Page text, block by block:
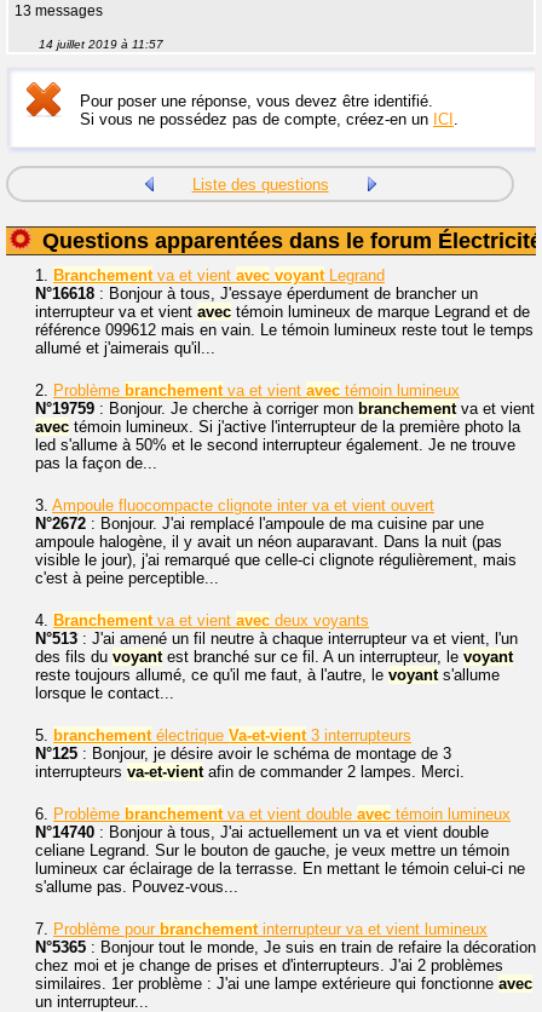
13 messages
14 juillet 2019 à 11:57
Pour poser une réponse, vous devez être identifié.
Si vous ne possédez pas de compte, créez-en un ICI
Liste des questions
Questions apparentées dans le forum Électricité
1. Branchement va et vient avec voyant Legrand
N°16618 : Bonjour à tous, J'essaye éperdument de brancher un
interrupteur va et vient avec témoin lumineux de marque Legrand et de
référence 099612 mais en vain. Le témoin lumineux reste tout le temps
allumé et j'aimerais qu'il...
2. Problème branchement va et vient avec témoin lumineux
N°19759 : Bonjour. Je cherche à corriger mon branchement va et vient
avec témoin lumineux. Si j'active l'interrupteur de la première photo la
led s'allume à 50% et le second interrupteur également. Je ne trouve
pas la façon de...
3. Ampoule fluocompacte clignote inter va et vient ouvert
N°2672 : Bonjour. J'ai remplacé l'ampoule de ma cuisine par une
ampoule halogène, il y avait un néon auparavant. Dans la nuit (pas
visible le jour), j'ai remarqué que celle-ci clignote régulièrement, mais
c'est à peine perceptible...
4. Branchement va et vient avec deux voyants
N°513 : J'ai amené un fil neutre à chaque interrupteur va et vient, l'un
des fils du voyant est branché sur ce fil. A un interrupteur, le voyant
reste toujours allumé, ce qu'il me faut, à l'autre, le voyant s'allume
lorsque le contact...
5. branchement électrique Va-et-vient 3 interrupteurs
N°125 : Bonjour, je désire avoir le schéma de montage de 3
interrupteurs va-et-vient afin de commander 2 lampes. Merci.
6. Problème branchement va et vient double avec témoin lumineux
N°14740 : Bonjour à tous, J'ai actuellement un va et vient double
celiane Legrand. Sur le bouton de gauche, je veux mettre un témoin
lumineux car éclairage de la terrasse. En mettant le témoin celui-ci ne
s'allume pas. Pouvez-vous...
7. Problème pour branchement interrupteur va et vient lumineux
N°5365 : Bonjour tout le monde, Je suis en train de refaire la décoration
chez moi et je change de prises et d'interrupteurs. J'ai 2 problèmes
similaires. 1er problème : J'ai une lampe extérieure qui fonctionne avec
un interrupteur...